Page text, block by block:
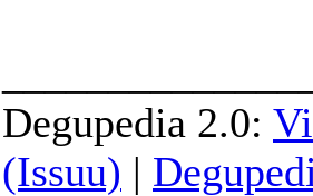
Degupedia 2.0:
(Issuu) |